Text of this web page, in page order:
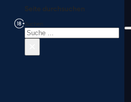
Seite durchsuchen